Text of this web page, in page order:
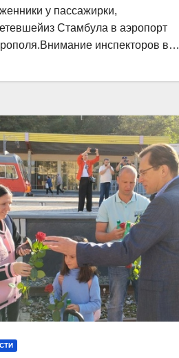
у пассажирки,
Стамбула в аэропорт
инспекторов в…